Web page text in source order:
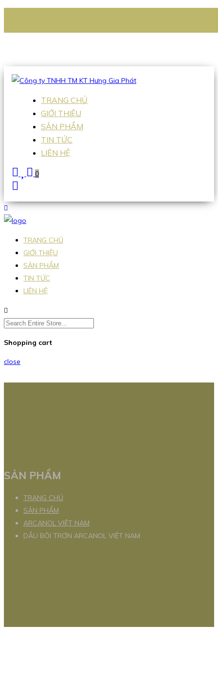
Hotline:0938 336 079
TRANG CHỦ
GIỚI THIỆU
SẢN PHẨM
TIN TỨC
LIÊN HỆ
0
TRANG CHỦ
GIỚI THIỆU
SẢN PHẨM
TIN TỨC
LIÊN HỆ
Shopping cart
close
SẢN PHẨM
TRANG CHỦ
SẢN PHẨM
ARCANOL VIỆT NAM
DẦU BÔI TRƠN ARCANOL VIỆT NAM